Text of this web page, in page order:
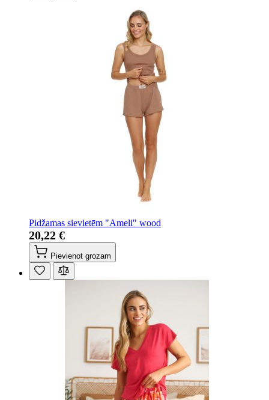
Pidžamas sievietēm "Ameli" wood
20,22 €
Pievienot grozam